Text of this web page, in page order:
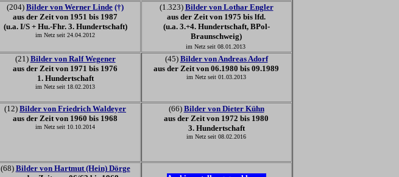
(204) Bilder von Werner Linde (†)
aus der Zeit von 1951 bis 1987
(u.a. I/S + Hu.-Fhr. 3. Hundertschaft)
im Netz seit 24.04.2012
(1.323) Bilder von Lothar Engler
aus der Zeit von 1975 bis lfd.
(u.a. 3.+4. Hundertschaft, BPol-
Braunschweig)
im Netz seit 08.01.2013
(21) Bilder von Ralf Wegener
aus der Zeit von 1971 bis 1976
1. Hundertschaft
im Netz seit 18.02.2013
(45) Bilder von Andreas Adorf
aus der Zeit von 06.1980 bis 09.1989
im Netz seit 01.03.2013
(12) Bilder von Friedrich Waldeyer
aus der Zeit von 1960 bis 1968
im Netz seit 10.10.2014
(66) Bilder von Dieter Kühn
aus der Zeit von 1972 bis 1980
3. Hundertschaft
im Netz seit 08.02.2016
(68) Bilder von Hartmut (Hein) Dörge